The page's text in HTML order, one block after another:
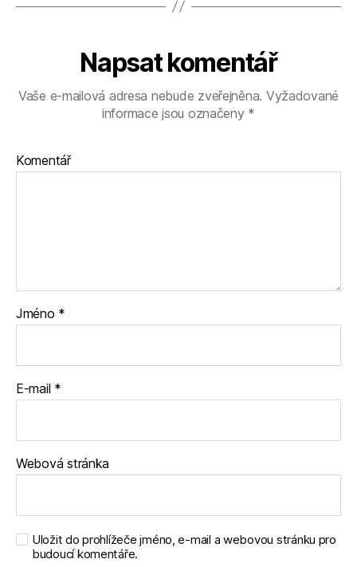
Napsat komentář
Vaše e-mailová adresa nebude zveřejněna. Vyžadované
informace jsou označeny *
Komentář
Jméno *
E-mail *
Webová stránka
Uložit do prohlížeče jméno, e-mail a webovou stránku pro
budoucí komentáře.